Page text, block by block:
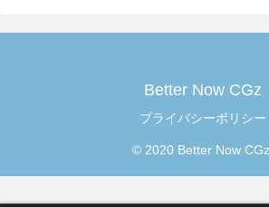
Better Now CGz
プライバシーポリシー
© 2020 Better Now CGz.